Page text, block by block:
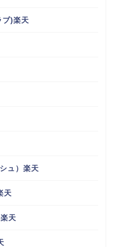
)楽天
ュ）楽天
天
天